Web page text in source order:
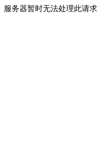
服务器暂时无法处理此请求